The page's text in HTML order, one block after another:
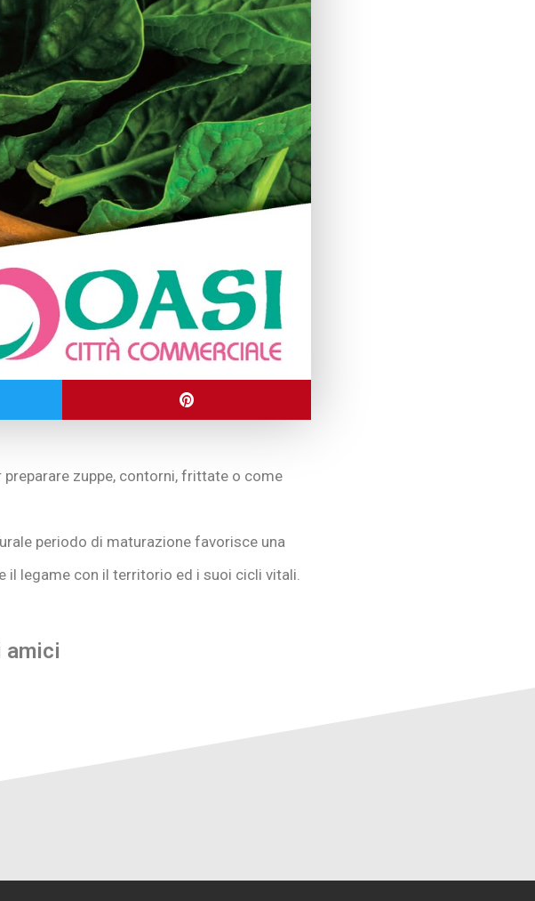
zuppe, contorni, frittate o come
periodo di maturazione favorisce una
il legame con il territorio ed i suoi cicli vitali.
amici